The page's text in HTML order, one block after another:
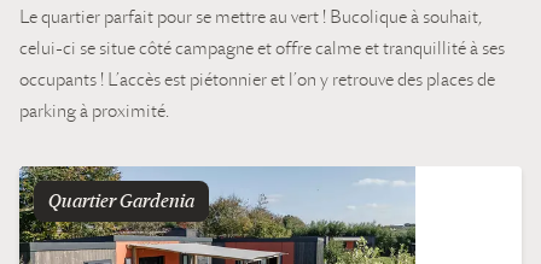
Le quartier parfait pour se mettre au vert ! Bucolique à souhait,
celui-ci se situe côté campagne et offre calme et tranquillité à ses
occupants ! L’accès est piétonnier et l’on y retrouve des places de
parking à proximité.
Quartier gardenia